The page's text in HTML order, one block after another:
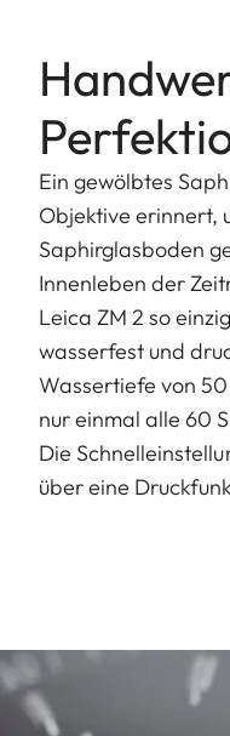
Ein gewölbtes
Objektive erinnert,
Saphirglasboden
Innenleben der
Leica ZM 2 so
wasserfest und
Wassertiefe von
nur einmal alle 60
Die
über eine